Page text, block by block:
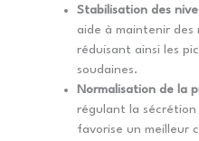
Stabilisation des
aide à maintenir des
réduisant ainsi les
soudaines.
Normalisation de la
régulant la sécrétion
favorise un meilleur